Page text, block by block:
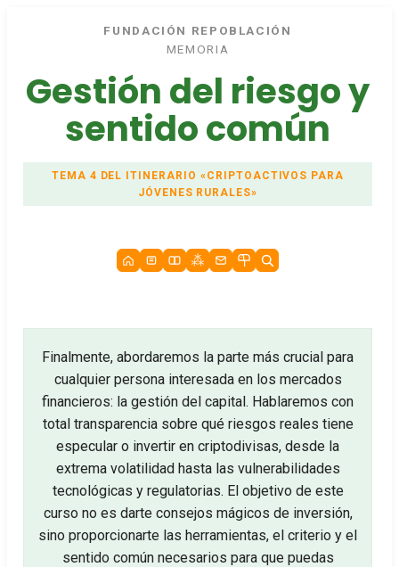
FUNDACIÓN REPOBLACIÓN
MEMORIA
Gestión del riesgo y
sentido común
TEMA 4 DEL ITINERARIO «CRIPTOACTIVOS PARA
JÓVENES RURALES»
Finalmente, abordaremos la parte más crucial para
cualquier persona interesada en los mercados
financieros: la gestión del capital. Hablaremos con
total transparencia sobre qué riesgos reales tiene
especular o invertir en criptodivisas, desde la
extrema volatilidad hasta las vulnerabilidades
tecnológicas y regulatorias. El objetivo de este
curso no es darte consejos mágicos de inversión,
sino proporcionarte las herramientas, el criterio y el
sentido común necesarios para que puedas